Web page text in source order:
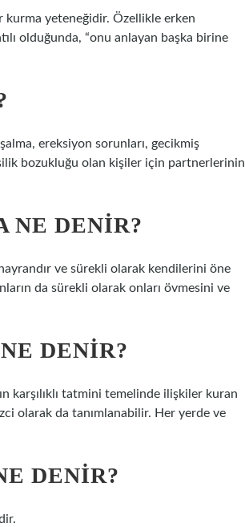
yeteneğidir. Özellikle erken
olduğunda, “onu anlayan başka birine
ereksiyon sorunları, gecikmiş
bozukluğu olan kişiler için partnerlerinin
NE DENIR?
ve sürekli olarak kendilerini öne
da sürekli olarak onları övmesini ve
DENIR?
karşılıklı tatmini temelinde ilişkiler kuran
olarak da tanımlanabilir. Her yerde ve
DENIR?